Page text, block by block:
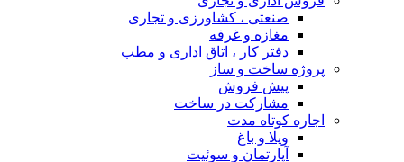
صنعتی ، کشاورزی و تجاری
مغازه و غرفه
دفتر کار ، اتاق اداری و مطب
پروژه ساخت و ساز
پیش فروش
مشارکت در ساخت
اجاره کوتاه مدت
ویلا و باغ
آپارتمان و سوئیت